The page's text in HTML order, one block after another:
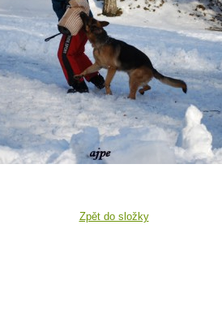
Zpět do složky